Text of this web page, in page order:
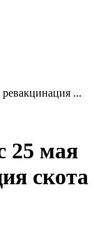
...
25 мая
скота